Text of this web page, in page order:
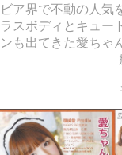
ビア界で不動の人気
ラスボディとキュー
ンも出てきた愛ちゃ